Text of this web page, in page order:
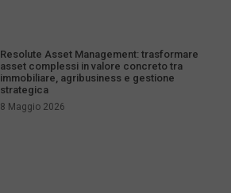
Resolute Asset Management: trasformare
asset complessi in valore concreto tra
immobiliare, agribusiness e gestione
strategica
8 Maggio 2026